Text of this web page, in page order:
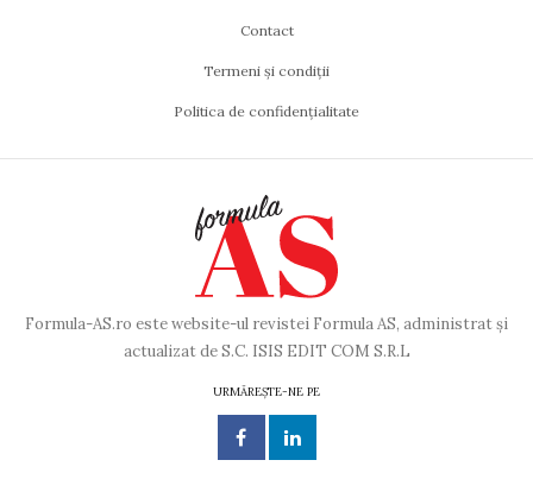
Contact
Termeni și condiții
Politica de confidențialitate
Formula-AS.ro este website-ul revistei Formula AS, administrat și
actualizat de S.C. ISIS EDIT COM S.R.L
URMĂREȘTE-NE PE